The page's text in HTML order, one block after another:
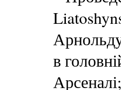
в
Арсеналі;